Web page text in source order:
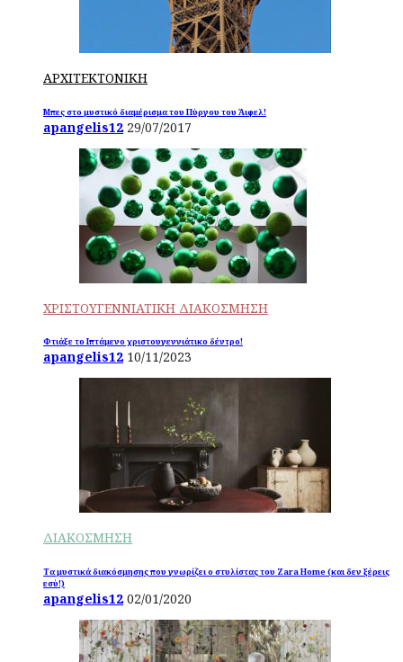
ΑΡΧΙΤΕΚΤΟΝΙΚΗ
Μπες στο μυστικό διαμέρισμα του Πύργου του Άιφελ!
apangelis12 29/07/2017
ΧΡΙΣΤΟΥΓΕΝΝΙΑΤΙΚΗ ΔΙΑΚΟΣΜΗΣΗ
Φτιάξε το Ιπτάμενο χριστουγεννιάτικο δέντρο!
apangelis12 10/11/2023
ΔΙΑΚΟΣΜΗΣΗ
Τα μυστικά διακόσμησης που γνωρίζει ο στυλίστας του Zara Home (και δεν ξέρεις
εσύ!)
apangelis12 02/01/2020